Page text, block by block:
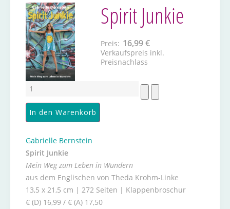
Spirit Junkie
Preis: 16,99 €
Verkaufspreis inkl.
Preisnachlass
Gabrielle Bernstein
Spirit Junkie
Mein Weg zum Leben in Wundern
aus dem Englischen von Theda Krohm-Linke
13,5 x 21,5 cm | 272 Seiten | Klappenbroschur
€ (D) 16,99 / € (A) 17,50